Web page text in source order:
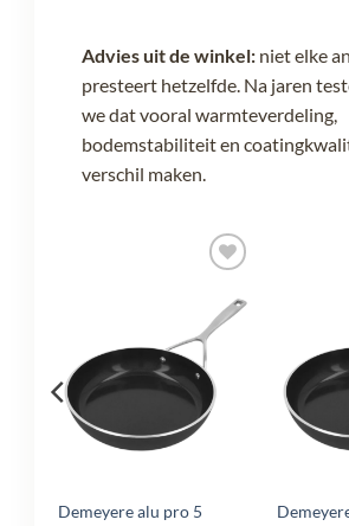
Advies uit de winkel: niet elke
presteert hetzelfde. Na jaren
we dat vooral warmteverdeling,
bodemstabiliteit en
verschil maken.
verlanglijst
Demeyere alu pro 5